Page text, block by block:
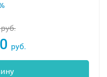
руб.
руб.